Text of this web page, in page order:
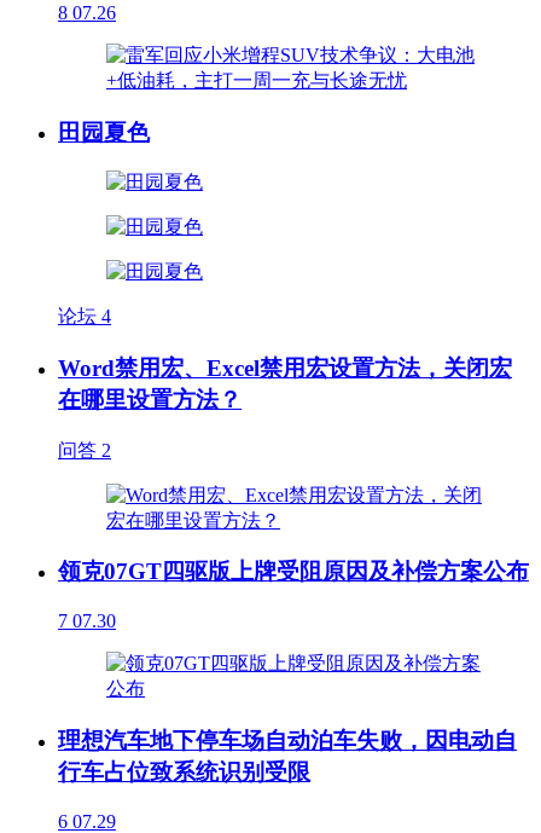
8 07.26
田园夏色
论坛 4
Word禁用宏、Excel禁用宏设置方法，关闭宏
在哪里设置方法？
问答 2
领克07GT四驱版上牌受阻原因及补偿方案公布
7 07.30
理想汽车地下停车场自动泊车失败，因电动自
行车占位致系统识别受限
6 07.29